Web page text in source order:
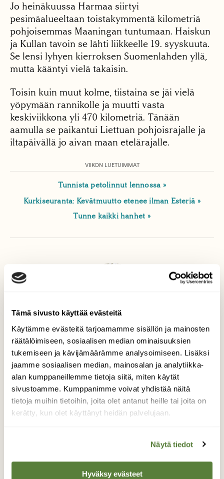
Tämä sivusto käyttää evästeitä
Käytämme evästeitä tarjoamamme sisällön ja mainosten
räätälöimiseen, sosiaalisen median ominaisuuksien
tukemiseen ja kävijämäärämme analysoimiseen. Lisäksi
jaamme sosiaalisen median, mainosalan ja analytiikka-
alan kumppaneillemme tietoja siitä, miten käytät
sivustoamme. Kumppanimme voivat yhdistää näitä
tietoja muihin tietoihin, joita olet antanut heille tai joita on
kerätty, kun olet käyttänyt heidän palvelujaan.
Näytä tiedot
Hyväksy evästeet
Jo heinäkuussa Harmaa siirtyi
pesimäalueeltaan toistakymmentä kilometriä
pohjoisemmas Maaningan tuntumaan. Haiskun
ja Kullan tavoin se lähti liikkeelle 19. syyskuuta.
Se lensi lyhyen kierroksen Suomenlahden yllä,
mutta kääntyi vielä takaisin.
Toisin kuin muut kolme, tiistaina se jäi vielä
yöpymään rannikolle ja muutti vasta
keskiviikkona yli 470 kilometriä. Tänään
aamulla se paikantui Liettuan pohjoisrajalle ja
iltapäivällä jo aivan maan etelärajalle.
VIIKON LUETUIMMAT
Tunnista petolinnut lennossa
Kurkiseuranta: Kevätmuutto etenee ilman Esteriä
Tunne kaikki hanhet
Teksti
Anna Tuominen
Suomen Luonnon toimittaja, joka innostuu
lajintunnistuksesta ja puutarhapuuhista, rengastaa
lintuja sekä laskee kimalaisia.
KURKIEN SYYSMUUTTO
SATELLIITTISEURANTA